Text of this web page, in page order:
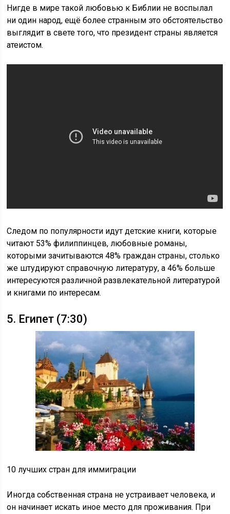
Нигде в мире такой любовью к Библии не воспылал
ни один народ, ещё более странным это обстоятельство
выглядит в свете того, что президент страны является
атеистом.
Следом по популярности идут детские книги, которые
читают 53% филиппинцев, любовные романы,
которыми зачитываются 48% граждан страны, столько
же штудируют справочную литературу, а 46% больше
интересуются различной развлекательной литературой
и книгами по интересам.
5. Египет (7:30)
10 лучших стран для иммиграции
Иногда собственная страна не устраивает человека, и
он начинает искать иное место для проживания. При